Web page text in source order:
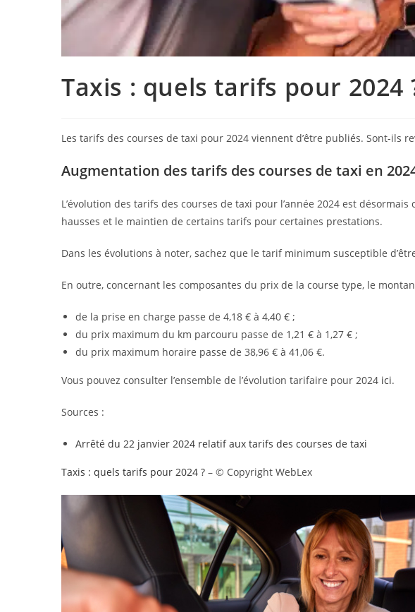
Taxis : quels tarifs pour 2024
Les tarifs des courses de taxi pour 2024 viennent d’être publiés. Sont-ils
Augmentation des tarifs des courses de taxi en
L’évolution des tarifs des courses de taxi pour l’année 2024 est
hausses et le maintien de certains tarifs pour certaines prestations.
Dans les évolutions à noter, sachez que le tarif minimum susceptible
En outre, concernant les composantes du prix de la course type, le
de la prise en charge passe de 4,18 € à 4,40 € ;
du prix maximum du km parcouru passe de 1,21 € à 1,27 € ;
du prix maximum horaire passe de 38,96 € à 41,06 €.
Vous pouvez consulter l’ensemble de l’évolution tarifaire pour 2024 ici.
Sources :
Arrêté du 22 janvier 2024 relatif aux tarifs des courses de taxi
Taxis : quels tarifs pour 2024 ? – © Copyright WebLex